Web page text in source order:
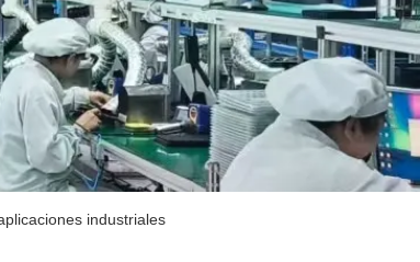
industriales